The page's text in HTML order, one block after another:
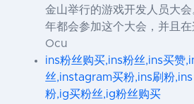
金山举行的游戏开发人员大
年都会参加这个大会，并且
Ocu
ins粉丝购买,ins粉丝,ins买赞
丝,instagram买粉,ins刷粉
粉,ig买粉丝,ig粉丝购买